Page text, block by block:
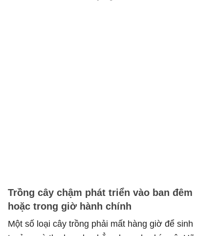
Trồng cây chậm phát triển vào ban đêm
hoặc trong giờ hành chính
Một số loại cây trồng phải mất hàng giờ để sinh